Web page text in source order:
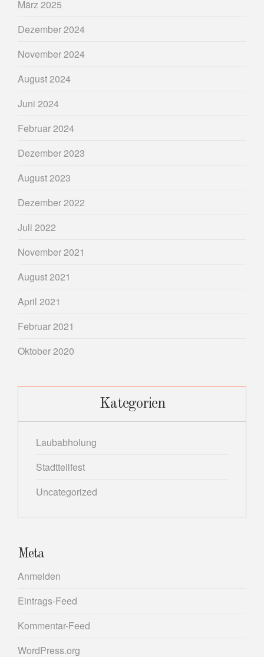
März 2025
Dezember 2024
November 2024
August 2024
Juni 2024
Februar 2024
Dezember 2023
August 2023
Dezember 2022
Juli 2022
November 2021
August 2021
April 2021
Februar 2021
Oktober 2020
Kategorien
Laubabholung
Stadtteilfest
Uncategorized
Meta
Anmelden
Eintrags-Feed
Kommentar-Feed
WordPress.org